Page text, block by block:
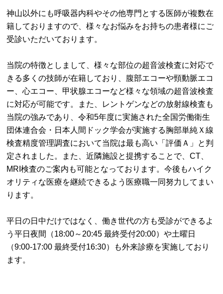
神山以外にも呼吸器内科やその他専門とする医師が複数在
籍しておりますので、様々なお悩みをお持ちの患者様にご
受診いただいております。
当院の特徴としまして、様々な部位の超音波検査に対応で
きる多くの技師が在籍しており、腹部エコーや頸動脈エコ
ー、心エコー、甲状腺エコーなど様々な領域の超音波検査
に対応が可能です。また、レントゲンなどの放射線検査も
当院の強みであり、令和5年度に実施された全国労働衛生
団体連合会・日本人間ドック学会が実施する胸部単純Ｘ線
検査精度管理調査において当院は最も高い「評価Ａ」と判
定されました。また、近隣施設と提携することで、CT、
MRI検査のご案内も可能となっております。今後もハイク
オリティな医療を継続できるよう医療職一同努力してまい
ります。
平日の日中だけではなく、働き世代の方も受診ができるよ
う平日夜間（18:00～20:45 最終受付20:00）や土曜日
（9:00-17:00 最終受付16:30）も外来診療を実施しており
ます。